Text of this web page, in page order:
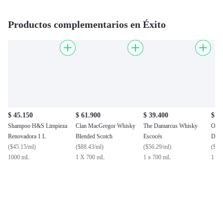
Productos complementarios en Éxito
$ 45.150
Shampoo H&S Limpieza
Renovadora 1 L
($45.15/ml)
1000 mL
$ 61.900
Clan MacGregor Whisky
Blended Scotch
($88.43/ml)
1 X 700 mL
$ 39.400
The Damarcus Whisky
Escocés
($56.29/ml)
1 x 700 mL
$
(
1 X